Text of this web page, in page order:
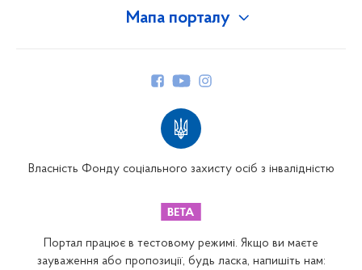
Мапа порталу
Закарпатське відділення
Власність Фонду соціального захисту осіб з інвалідністю
Портал працює в тестовому режимі. Якщо ви маєте
зауваження або пропозиції, будь ласка, напишіть нам: